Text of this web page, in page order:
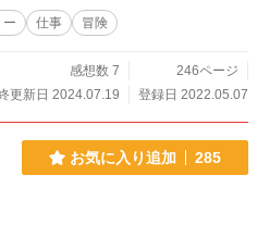
ー 仕事 冒険
感想数 7
246ページ
更新日 2024.07.19
登録日 2022.05.07
お気に入り追加 285